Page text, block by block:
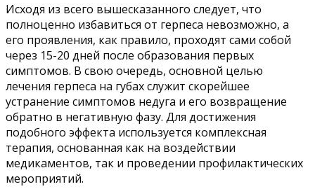
Исходя из всего вышесказанного следует, что
полноценно избавиться от герпеса невозможно, а
его проявления, как правило, проходят сами собой
через 15-20 дней после образования первых
симптомов. В свою очередь, основной целью
лечения герпеса на губах служит скорейшее
устранение симптомов недуга и его возвращение
обратно в негативную фазу. Для достижения
подобного эффекта используется комплексная
терапия, основанная как на воздействии
медикаментов, так и проведении профилактических
мероприятий.